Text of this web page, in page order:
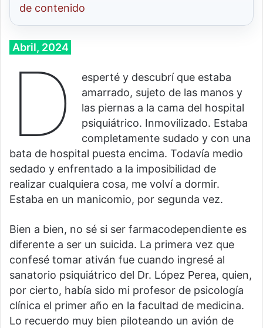
de contenido
Abril, 2024
D
esperté y descubrí que estaba
amarrado, sujeto de las manos y
las piernas a la cama del hospital
psiquiátrico. Inmovilizado. Estaba
completamente sudado y con una
bata de hospital puesta encima. Todavía medio
sedado y enfrentado a la imposibilidad de
realizar cualquiera cosa, me volví a dormir.
Estaba en un manicomio, por segunda vez.
Bien a bien, no sé si ser farmacodependiente es
diferente a ser un suicida. La primera vez que
confesé tomar ativán fue cuando ingresé al
sanatorio psiquiátrico del Dr. López Perea, quien,
por cierto, había sido mi profesor de psicología
clínica el primer año en la facultad de medicina.
Lo recuerdo muy bien piloteando un avión de